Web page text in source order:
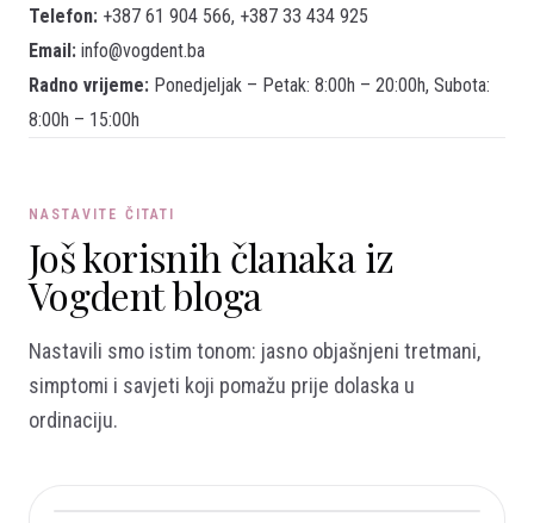
Telefon: +387 61 904 566, +387 33 434 925
Email: info@vogdent.ba
Radno vrijeme: Ponedjeljak – Petak: 8:00h – 20:00h, Subota:
8:00h – 15:00h
NASTAVITE ČITATI
Još korisnih članaka iz
Vogdent bloga
Nastavili smo istim tonom: jasno objašnjeni tretmani,
simptomi i savjeti koji pomažu prije dolaska u
ordinaciju.